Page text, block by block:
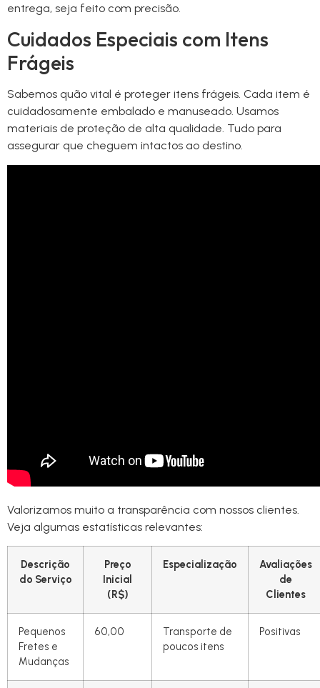
entrega, seja feito com precisão.
Cuidados Especiais com Itens
Frágeis
Sabemos quão vital é proteger itens frágeis. Cada item é
cuidadosamente embalado e manuseado. Usamos
materiais de proteção de alta qualidade. Tudo para
assegurar que cheguem intactos ao destino.
Valorizamos muito a transparência com nossos clientes.
Veja algumas estatísticas relevantes:
Descrição
do Serviço
Preço
Inicial
(R$)
Especialização
Avaliações
de
Clientes
Pequenos
Fretes e
Mudanças
60,00
Transporte de
poucos itens
Positivas